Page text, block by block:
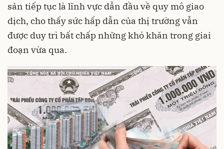
sản tiếp tục là lĩnh vực dẫn đầu về quy mô giao
dịch, cho thấy sức hấp dẫn của thị trường vẫn
được duy trì bất chấp những khó khăn trong giai
đoạn vừa qua.